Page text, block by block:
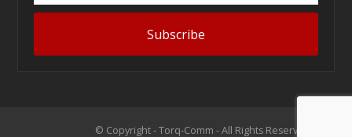
address
Subscribe
© Copyright - Torq-Comm - All Rights Reserved 2026